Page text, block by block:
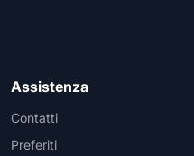
Assistenza
Contatti
Preferiti